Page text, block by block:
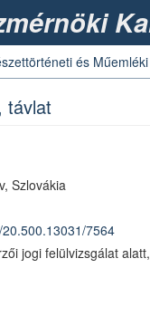
és
távlat
Szlovákia
7564
jogi felülvizsgálat